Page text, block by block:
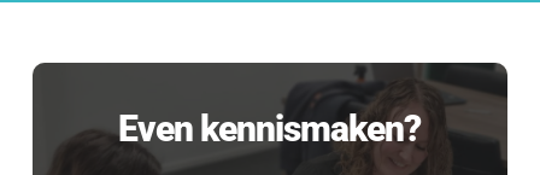
Even kennismaken?